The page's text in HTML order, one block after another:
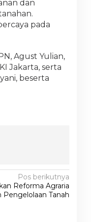
dan
pada
Agust Yulian,
Jakarta, serta
beserta
Pos berikutnya
Reforma Agraria
Tanah